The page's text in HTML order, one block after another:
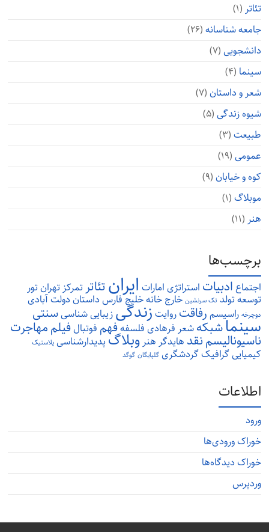
تئاتر (۱)
جامعه شناسانه(۲۶)
دانشجویی(۷)
سینما (۴)
شعر و داستان(۷)
شیوه زندگی(۵)
طبیعت(۳)
عمومی(۱۹)
کوه و خیابان(۹)
موبلاگ(۱)
هنر (۱۱)
برچسب‌ها
اجتماعادبیات استراتژیامارات ایرانتئاترتمرکزتهرانتور
توسعهتولد تک سرنشین خارجخانهخلیج فارسداستاندولت آبادی
دوچرخه راسیسمرفاقتروایتزندگیزیبایی شناسیسنتی
سینماشبکهشعرفرهادیفلسفهفهم فوتبالفیلممهاجرت
ناسیونالیسمنقد هایدگرهنروبلاگپدیدارشناسی پلاستیک
کیمیاییگرافیکگردشگری گلپایگان گوگد
اطلاعات
ورود
خوراک ورودی‌ها
خوراک دیدگاه‌ها
وردپرس